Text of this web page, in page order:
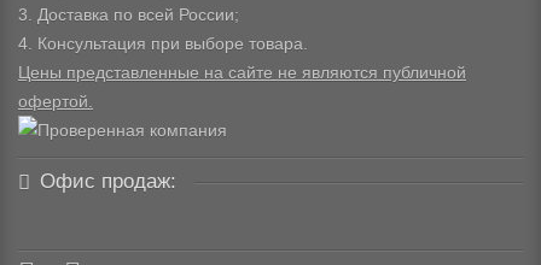
3. Доставка по всей России;
4. Консультация при выборе товара.
Цены представленные на сайте не являются публичной
офертой.
Офис продаж: